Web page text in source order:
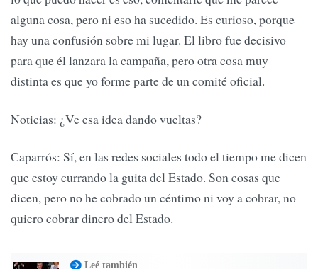
alguna cosa, pero ni eso ha sucedido. Es curioso, porque
hay una confusión sobre mi lugar. El libro fue decisivo
para que él lanzara la campaña, pero otra cosa muy
distinta es que yo forme parte de un comité oficial.
Noticias: ¿Ve esa idea dando vueltas?
Caparrós: Sí, en las redes sociales todo el tiempo me dicen
que estoy currando la guita del Estado. Son cosas que
dicen, pero no he cobrado un céntimo ni voy a cobrar, no
quiero cobrar dinero del Estado.
Leé también